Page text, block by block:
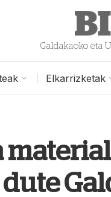
Galdakaoko eta
Elkarrizketak